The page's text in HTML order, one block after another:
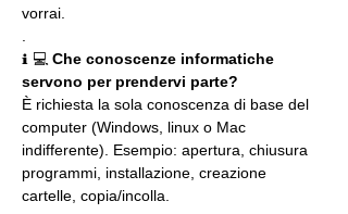
vorrai.
ℹ 💻 Che conoscenze informatiche
servono per prendervi parte?
È richiesta la sola conoscenza di base del
computer (Windows, linux o Mac
indifferente). Esempio: apertura, chiusura
programmi, installazione, creazione
cartelle, copia/incolla.